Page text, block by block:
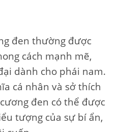
đen thường được
cách mạnh mẽ,
dành cho phái nam.
cá nhân và sở thích
đen có thể được
tượng của sự bí ẩn,